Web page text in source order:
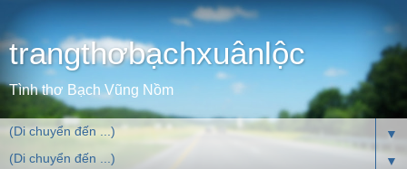
trangthơbạchxuânlộc
Tình thơ Bạch Vũng Nồm
▼
▼